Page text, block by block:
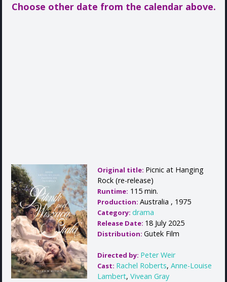
Choose other date from the calendar above.
Original title: Picnic at Hanging
Rock (re-release)
Runtime: 115 min.
Production: Australia , 1975
Category: drama
Release Date: 18 July 2025
Distribution: Gutek Film
Directed by: Peter Weir
Cast: Rachel Roberts, Anne-Louise
Lambert, Vivean Gray